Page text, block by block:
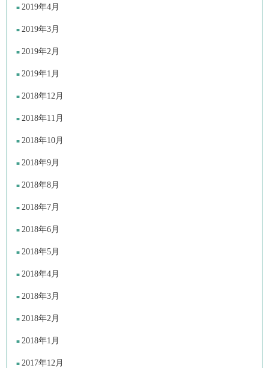
2019年4月
2019年3月
2019年2月
2019年1月
2018年12月
2018年11月
2018年10月
2018年9月
2018年8月
2018年7月
2018年6月
2018年5月
2018年4月
2018年3月
2018年2月
2018年1月
2017年12月